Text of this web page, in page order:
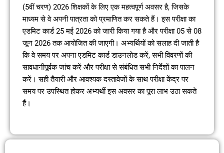
(5वीं चरण) 2026 शिक्षकों के लिए एक महत्वपूर्ण अवसर है, जिसके
माध्यम से वे अपनी पात्रता को प्रमाणित कर सकते हैं। इस परीक्षा का
एडमिट कार्ड 25 मई 2026 को जारी किया गया है और परीक्षा 05 से 08
जून 2026 तक आयोजित की जाएगी। अभ्यर्थियों को सलाह दी जाती है
कि वे समय पर अपना एडमिट कार्ड डाउनलोड करें, सभी विवरणों की
सावधानीपूर्वक जांच करें और परीक्षा से संबंधित सभी निर्देशों का पालन
करें। सही तैयारी और आवश्यक दस्तावेजों के साथ परीक्षा केंद्र पर
समय पर उपस्थित होकर अभ्यर्थी इस अवसर का पूरा लाभ उठा सकते
हैं।